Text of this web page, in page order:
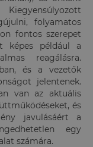
folyamatos
fontos szerepet
képes például a
reagálásra.
és a vezetők
jelentenek.
van az aktuális
és
javulásáért a
egy
számára.